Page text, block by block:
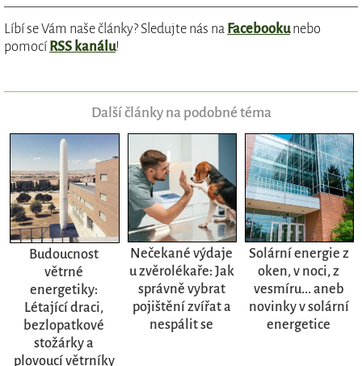
Líbí se Vám naše články? Sledujte nás na Facebookunebo
pomocí RSS kanálu!
Další články na podobné téma
Budoucnost
větrné
energetiky:
Létající draci,
bezlopatkové
stožárky a
plovoucí větrníky
Nečekané výdaje
u zvěrolékaře: Jak
správně vybrat
pojištění zvířat a
nespálit se
Solární energie z
oken, v noci, z
vesmíru... aneb
novinky v solární
energetice